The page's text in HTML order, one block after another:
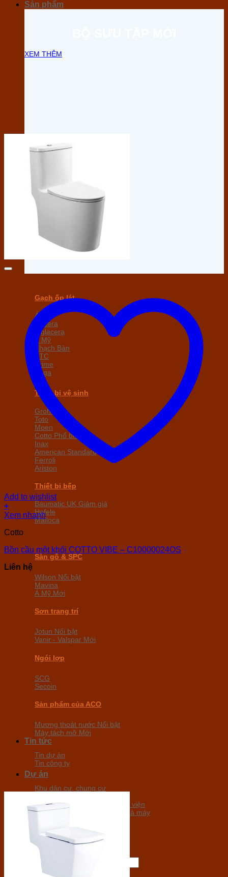
Sản phẩm
XEM THÊM
Gạch ốp lát
Á Mỹ
Taicera
Viglacera
Ý Mỹ
Thạch Bàn
TTC
Prime
Sega
Thiết bị vệ sinh
Grohe
Toto
Moen
Cotto
Inax
American Standard
Ferroli
Ariston
Thiết bị bếp
Baumatic UK
Hafele
Malloca
Sàn gỗ & SPC
Wilson
Mavina
Á Mỹ
Sơn trang trí
Jotun
Vanir - Valspar
Ngói lợp
SCG
Secoin
Sản phẩm của ACO
Mương thoát nước
Máy tách mỡ
Tin tức
Tin dự án
Tin công ty
Dự án
Khu dân cư, chung cư
Văn phòng, trường học, bệnh viện
Sân bay, khu công nghiệp, nhà máy
Tuyển dụng
Liên hệ
Add to wishlist
+
Xem nhanh
Cotto
Bồn cầu một khối COTTO VIBE – C10000024OS
Liên hệ